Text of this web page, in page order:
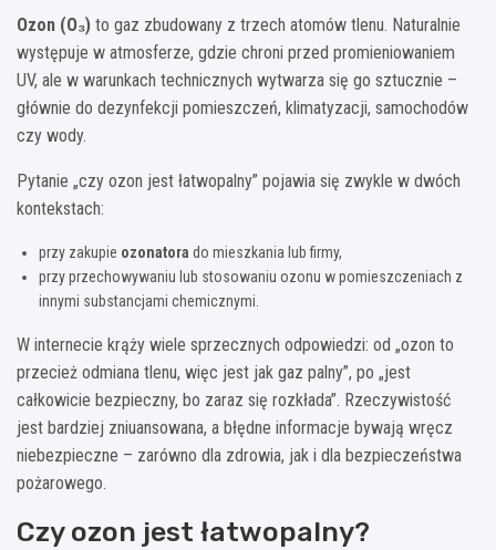
Ozon (O₃) to gaz zbudowany z trzech atomów tlenu. Naturalnie
występuje w atmosferze, gdzie chroni przed promieniowaniem
UV, ale w warunkach technicznych wytwarza się go sztucznie –
głównie do dezynfekcji pomieszczeń, klimatyzacji, samochodów
czy wody.
Pytanie „czy ozon jest łatwopalny” pojawia się zwykle w dwóch
kontekstach:
przy zakupie ozonatora do mieszkania lub firmy,
przy przechowywaniu lub stosowaniu ozonu w pomieszczeniach z
innymi substancjami chemicznymi.
W internecie krąży wiele sprzecznych odpowiedzi: od „ozon to
przecież odmiana tlenu, więc jest jak gaz palny”, po „jest
całkowicie bezpieczny, bo zaraz się rozkłada”. Rzeczywistość
jest bardziej zniuansowana, a błędne informacje bywają wręcz
niebezpieczne – zarówno dla zdrowia, jak i dla bezpieczeństwa
pożarowego.
Czy ozon jest łatwopalny?